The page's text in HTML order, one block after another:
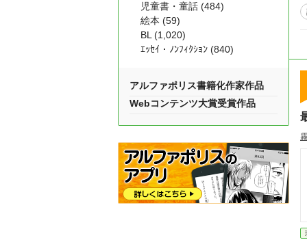
児童書・童話 (484)
絵本 (59)
BL (1,020)
ｴｯｾｲ・ﾉﾝﾌｨｸｼｮﾝ (840)
アルファポリス書籍化作家作品
Webコンテンツ大賞受賞作品